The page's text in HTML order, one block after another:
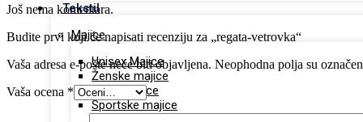
Tekstil
Majice
Unisex Majice
Ženske majice
Dečje majice
Sportske majice
Još nema komentara.
Budite prvi koji će napisati recenziju za „regata-vetrovka“
Vaša adresa e-pošte neće biti objavljena. Neophodna polja su
Vaša ocena *